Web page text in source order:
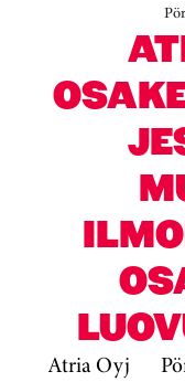
Atria Oyj